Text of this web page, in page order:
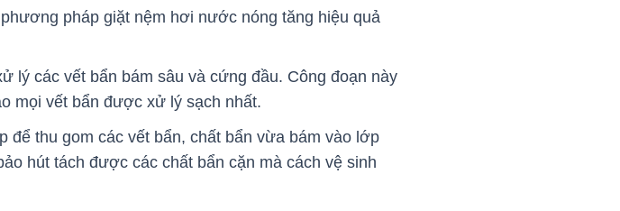
pháp giặt nệm hơi nước nóng tăng hiệu quả
lý các vết bẩn bám sâu và cứng đầu. Công đoạn này
mọi vết bẩn được xử lý sạch nhất.
để thu gom các vết bẩn, chất bẩn vừa bám vào lớp
hút tách được các chất bẩn cặn mà cách vệ sinh